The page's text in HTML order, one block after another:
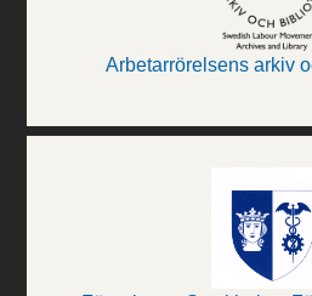
Arbetarrörelsens arkiv